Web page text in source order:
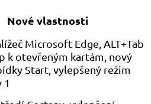
Nové vlastnosti
Microsoft Edge, ALT+Tab
k otevřeným kartám, nový
Start, vylepšený režim
1